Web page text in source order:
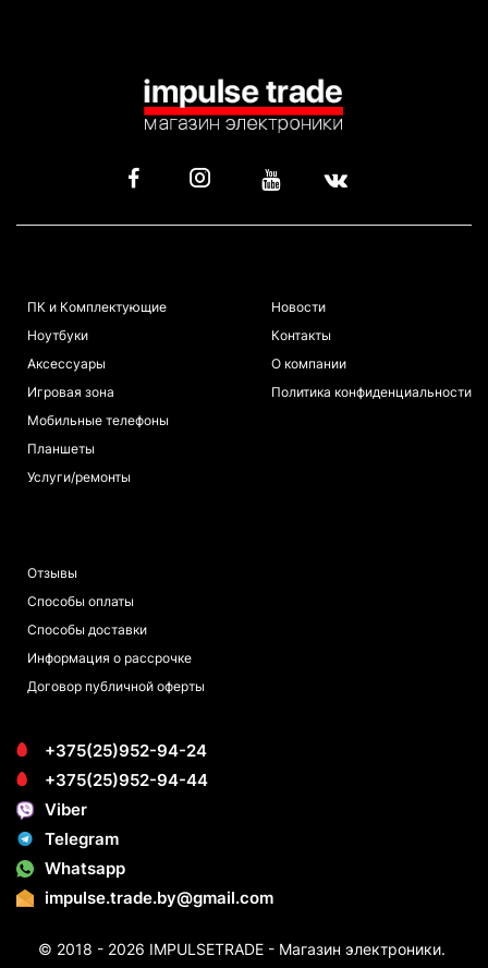
ПК и Комплектующие
Ноутбуки
Аксессуары
Игровая зона
Мобильные телефоны
Планшеты
Услуги/ремонты
Новости
Контакты
О компании
Политика конфиденциальности
Отзывы
Способы оплаты
Способы доставки
Информация о рассрочке
Договор публичной оферты
+375(25)952-94-24
+375(25)952-94-44
Viber
Telegram
Whatsapp
impulse.trade.by@gmail.com
© 2018 - 2026 IMPULSETRADE - Магазин электроники.